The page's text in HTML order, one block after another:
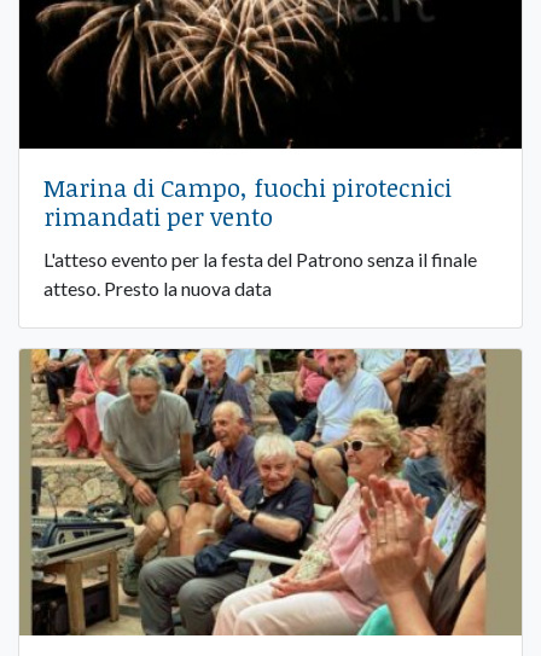
Marina di Campo, fuochi pirotecnici
rimandati per vento
L'atteso evento per la festa del Patrono senza il finale
atteso. Presto la nuova data